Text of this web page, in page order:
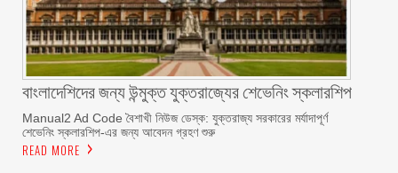
বাংলাদেশিদের জন্য উন্মুক্ত যুক্তরাজ্যের শেভেনিং স্কলারশিপ
Manual2 Ad Code বৈশাখী নিউজ ডেস্ক: যুক্তরাজ্য সরকারের মর্যাদাপূর্ণ
শেভেনিং স্কলারশিপ-এর জন্য আবেদন গ্রহণ শুরু
READ MORE